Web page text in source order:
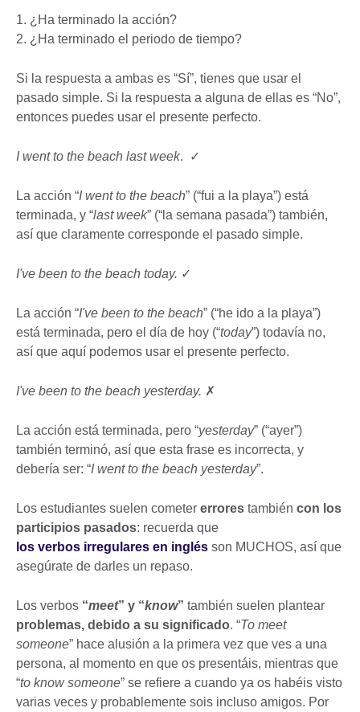
1. ¿Ha terminado la acción?
2. ¿Ha terminado el periodo de tiempo?
Si la respuesta a ambas es “Sí”, tienes que usar el
pasado simple. Si la respuesta a alguna de ellas es “No”,
entonces puedes usar el presente perfecto.
I went to the beach last week. ✓
La acción “I went to the beach” (“fui a la playa”) está
terminada, y “last week” (“la semana pasada”) también,
así que claramente corresponde el pasado simple.
I've been to the beach today. ✓
La acción “I've been to the beach” (“he ido a la playa”)
está terminada, pero el día de hoy (“today”) todavía no,
así que aquí podemos usar el presente perfecto.
I've been to the beach yesterday. ✗
La acción está terminada, pero “yesterday” (“ayer”)
también terminó, así que esta frase es incorrecta, y
debería ser: “I went to the beach yesterday”.
Los estudiantes suelen cometer errores también con los
participios pasados: recuerda que
los verbos irregulares en inglés son MUCHOS, así que
asegúrate de darles un repaso.
Los verbos “meet” y “know” también suelen plantear
problemas, debido a su significado. “To meet
someone” hace alusión a la primera vez que ves a una
persona, al momento en que os presentáis, mientras que
“to know someone” se refiere a cuando ya os habéis visto
varias veces y probablemente sois incluso amigos. Por